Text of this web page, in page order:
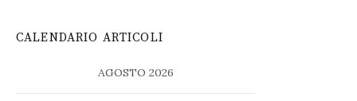
CALENDARIO ARTICOLI
AGOSTO 2026